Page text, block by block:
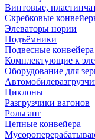
Винтовые,
Скребковые
Элеваторы нории
Подъёмники
Подвесные конвейера
Комплектующие к
Оборудование для
Циклоны
Разгрузчики вагонов
Рольганг
Цепные конвейера